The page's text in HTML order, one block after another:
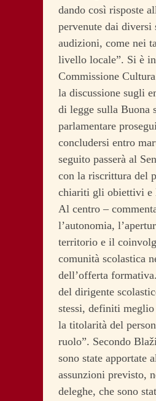
dando così risposte
pervenute dai diversi
audizioni, come nei
livello locale”. Si è
Commissione
la discussione sugli
di legge sulla Buona
parlamentare
concludersi entro
seguito passerà al
con la riscrittura del
chiariti gli obiettivi e
Al centro –
l’autonomia,
territorio e il
comunità scolastica
dell’offerta
del dirigente
stessi, definiti
la titolarità del
ruolo”. Secondo
sono state apportate
assunzioni previsto,
deleghe, che sono